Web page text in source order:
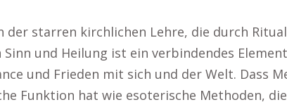
der starren kirchlichen Lehre, die durch
und Heilung ist ein verbindendes
und Frieden mit sich und der Welt. Dass
Funktion hat wie esoterische Methoden,